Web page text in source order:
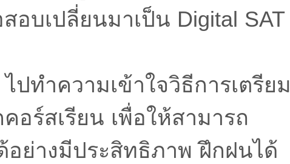
อบเปลี่ยนมาเป็น Digital SAT
ปทำความเข้าใจวิธีการเตรียม
อร์สเรียน เพื่อให้สามารถ
ย่างมีประสิทธิภาพ ฝึกฝนได้